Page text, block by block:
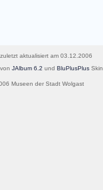
aktualisiert am 03.12.2006
JAlbum 6.2 und BluPlusPlus Skin
Museen der Stadt Wolgast